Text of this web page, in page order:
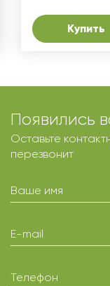
Купить
Появились
Оставьте
перезвонит
Ваше имя
E-mail
Телефон